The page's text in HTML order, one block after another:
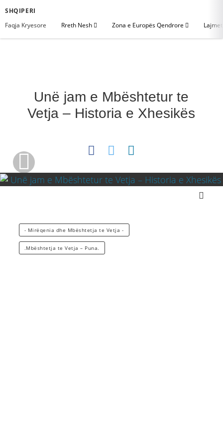
SHQIPERI
Faqja Kryesore
Rreth Nesh Zona e Europës Qendrore
Unë jam e Mbështetur te
Vetja – Historia e Xhesikës
- Mirëqenia dhe Mbështetja te Vetja -
.Mbështetja te Vetja – Puna.